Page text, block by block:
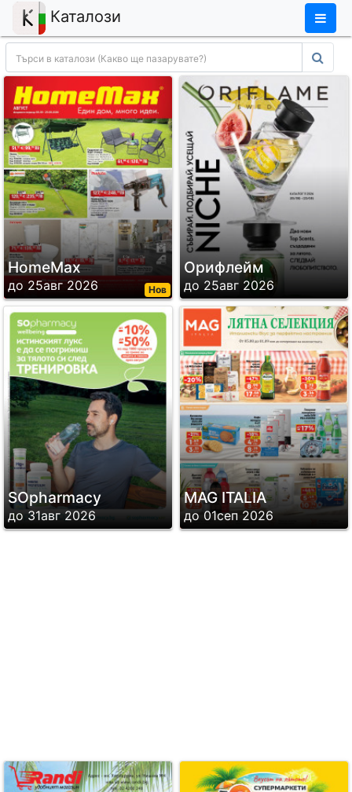
Каталози ×
Нов
HomeMax
до 25авг 2026
Орифлейм
до 25авг 2026
SОpharmacy
до 31авг 2026
MAG ITALIA
до 01сеп 2026